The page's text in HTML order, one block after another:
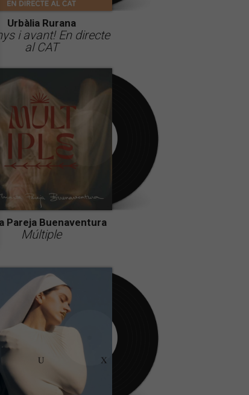
Urbàlia Rurana
i avant! En directe
al CAT
Pareja Buenaventura
Múltiple